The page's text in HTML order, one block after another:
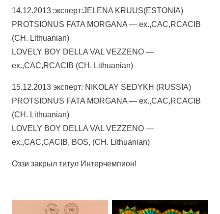
14.12.2013 эксперт:JELENA KRUUS(ESTONIA)
PROTSIONUS FATA MORGANA — ex.,CAC,RCACIB
(CH. Lithuanian)
LOVELY BOY DELLA VAL VEZZENO —
ex.,CAC,RCACIB (CH. Lithuanian)
15.12.2013 эксперт: NIKOLAY SEDYKH (RUSSIA)
PROTSIONUS FATA MORGANA — ex.,CAC,RCACIB
(CH. Lithuanian)
LOVELY BOY DELLA VAL VEZZENO —
ex.,CAC,CACIB, BOS, (CH. Lithuanian)
Оззи закрыл титул Интерчемпион!